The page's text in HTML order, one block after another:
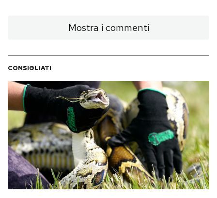
CALENDARIO
AREA PERSONALE
Area Personale
Newsletter
Notifiche mobile
Regala il Post
Hai bisogno di aiuto?
Mostra i commenti
CONSIGLIATI